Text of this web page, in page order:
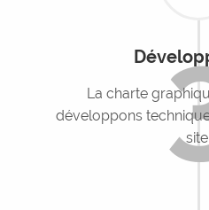
La charte
développons
site.